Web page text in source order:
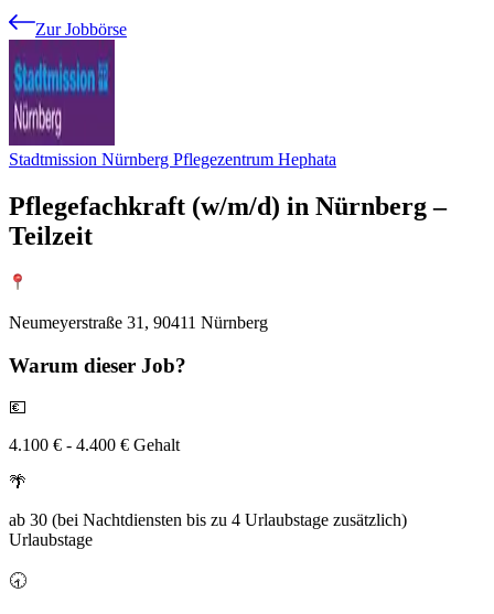
Zur Jobbörse
Stadtmission Nürnberg Pflegezentrum Hephata
Pflegefachkraft (w/m/d) in Nürnberg –
Teilzeit
Neumeyerstraße 31, 90411 Nürnberg
Warum dieser Job?
💶
4.100 € - 4.400 € Gehalt
🌴
ab 30 (bei Nachtdiensten bis zu 4 Urlaubstage zusätzlich)
Urlaubstage
🕣